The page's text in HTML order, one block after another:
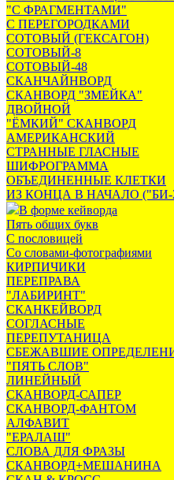
"С ФРАГМЕНТАМИ"
С ПЕРЕГОРОДКАМИ
СОТОВЫЙ (ГЕКСАГОН)
СОТОВЫЙ-8
СОТОВЫЙ-48
СКАНЧАЙНВОРД
СКАНВОРД "ЗМЕЙКА"
ДВОЙНОЙ
"ЁМКИЙ" СКАНВОРД
АМЕРИКАНСКИЙ
СТРАННЫЕ ГЛАСНЫЕ
ШИФРОГРАММА
ОБЪЕДИНЕННЫЕ КЛЕТКИ
ИЗ КОНЦА В НАЧАЛО ("БИ-
В форме кейворда
Пять общих букв
С пословицей
Со словами-фотографиями
КИРПИЧИКИ
ПЕРЕПРАВА
"ЛАБИРИНТ"
СКАНКЕЙВОРД
СОГЛАСНЫЕ
ПЕРЕПУТАНИЦА
СБЕЖАВШИЕ
"ПЯТЬ СЛОВ"
ЛИНЕЙНЫЙ
СКАНВОРД-САПЕР
СКАНВОРД-ФАНТОМ
АЛФАВИТ
"ЕРАЛАШ"
СЛОВА ДЛЯ ФРАЗЫ
СКАНВОРД+МЕШАНИНА